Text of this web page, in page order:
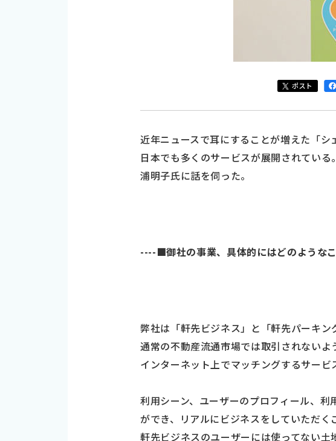
近年ニュースで耳にすることが増えた「シ
日本でも多くのサービスが展開されてい
浦明子氏に話を伺った。
----■御社の事業、具体的にはどのような
弊社は「軒先ビジネス」と「軒先パーキン
通常の不動産流通市場では取引されない
インターネット上でマッチングするサービ
利用シーン、ユーザーのプロフィール、
ができ、リアルにビジネスをしていただく
軒先ビジネスのユーザーには使ってない